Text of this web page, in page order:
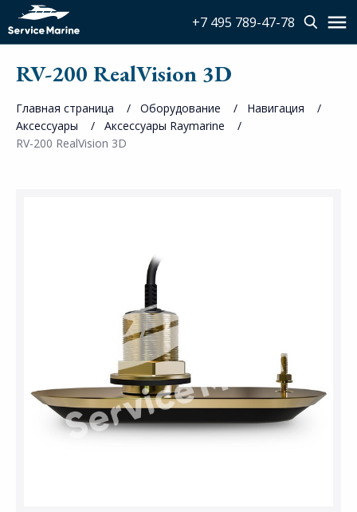
+7 495 789-47-78
RV-200 RealVision 3D
Главная страница Оборудование
Навигация
Аксесcуары
Аксессуары Raymarine
RV-200 RealVision 3D